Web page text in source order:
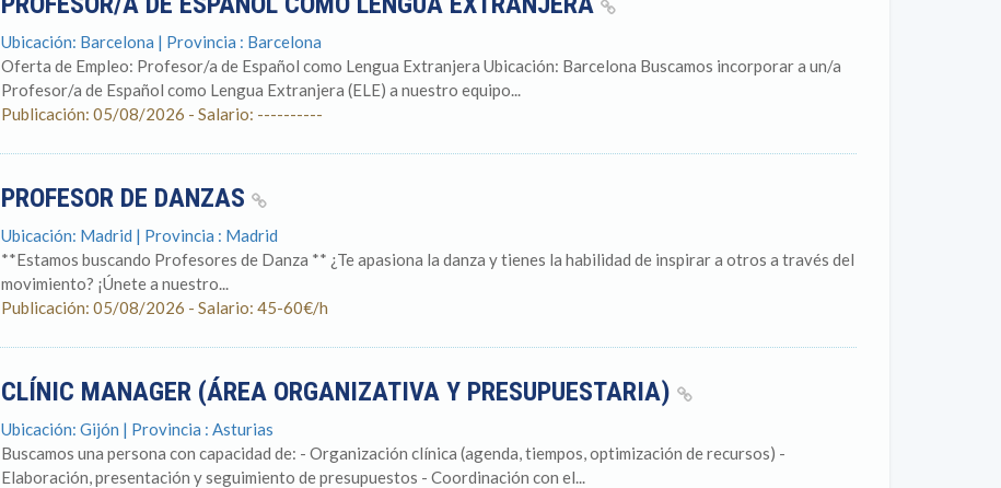
Ubicación: Barcelona | Provincia : Barcelona
Oferta de Empleo: Profesor/a de Español como Lengua Extranjera Ubicación: Barcelona Buscamos incorporar a un/a
Profesor/a de Español como Lengua Extranjera (ELE) a nuestro equipo...
Publicación: 05/08/2026 - Salario: ----------
PROFESOR DE DANZAS
Ubicación: Madrid | Provincia : Madrid
**Estamos buscando Profesores de Danza ** ¿Te apasiona la danza y tienes la habilidad de inspirar a otros a través del
movimiento? ¡Únete a nuestro...
Publicación: 05/08/2026 - Salario: 45-60€/h
CLÍNIC MANAGER (ÁREA ORGANIZATIVA Y PRESUPUESTARIA)
Ubicación: Gijón | Provincia : Asturias
Buscamos una persona con capacidad de: - Organización clínica (agenda, tiempos, optimización de recursos) -
Elaboración, presentación y seguimiento de presupuestos - Coordinación con el...